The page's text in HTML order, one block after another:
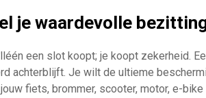
je waardevolle
een slot koopt; je koopt zekerheid.
achterblijft. Je wilt de ultieme
fiets, brommer, scooter, motor, e-